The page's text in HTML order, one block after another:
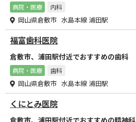
病院・医療 内科
岡山県倉敷市 水島本線 浦田駅
福富歯科医院
倉敷市、浦田駅付近でおすすめの歯科
病院・医療 歯科
岡山県倉敷市 水島本線 浦田駅
くにとみ医院
倉敷市、浦田駅付近でおすすめの精神科